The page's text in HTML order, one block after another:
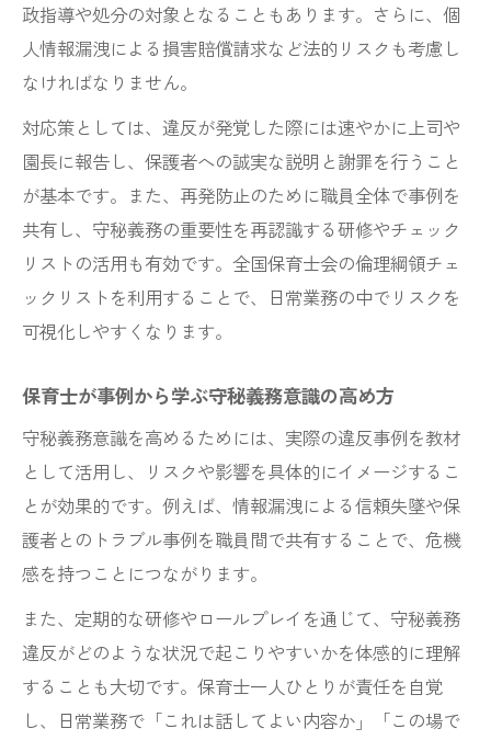
政指導や処分の対象となることもあります。さらに、個
人情報漏洩による損害賠償請求など法的リスクも考慮し
なければなりません。
対応策としては、違反が発覚した際には速やかに上司や
園長に報告し、保護者への誠実な説明と謝罪を行うこと
が基本です。また、再発防止のために職員全体で事例を
共有し、守秘義務の重要性を再認識する研修やチェック
リストの活用も有効です。全国保育士会の倫理綱領チェ
ックリストを利用することで、日常業務の中でリスクを
可視化しやすくなります。
保育士が事例から学ぶ守秘義務意識の高め方
守秘義務意識を高めるためには、実際の違反事例を教材
として活用し、リスクや影響を具体的にイメージするこ
とが効果的です。例えば、情報漏洩による信頼失墜や保
護者とのトラブル事例を職員間で共有することで、危機
感を持つことにつながります。
また、定期的な研修やロールプレイを通じて、守秘義務
違反がどのような状況で起こりやすいかを体感的に理解
することも大切です。保育士一人ひとりが責任を自覚
し、日常業務で「これは話してよい内容か」「この場で